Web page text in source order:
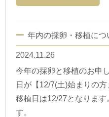
年内の採卵・移植につ
2024.11.26
今年の採卵と移植のお申
日が【12/7(土)始まりの
移植日は12/27となります
す。